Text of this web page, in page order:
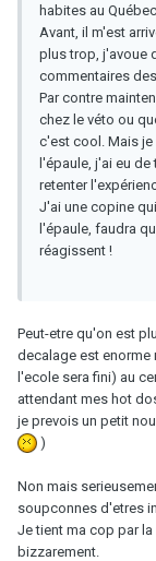
habites au
Avant, il m'est
plus trop, j'avoue
commentaires
Par contre
chez le véto ou
c'est cool. Mais je
l'épaule, j'ai eu de
retenter
J'ai une copine
l'épaule, faudra
réagissent !
Peut-etre qu'on est
decalage est enorme
l'ecole sera fini) au
attendant mes hot
je prevois un petit
)
Non mais
soupconnes d'etres
Je tient ma cop par
bizzarement.